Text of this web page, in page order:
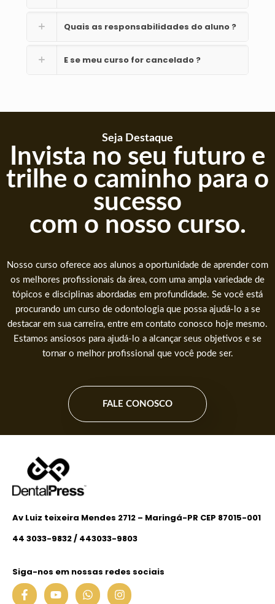
Quais as responsabilidades do aluno ?
E se meu curso for cancelado ?
Seja Destaque
Invista no seu futuro e
trilhe o caminho para o
sucesso
com o nosso curso.
Nosso curso oferece aos alunos a oportunidade de aprender com
os melhores profissionais da área, com uma ampla variedade de
tópicos e disciplinas abordadas em profundidade. Se você está
procurando um curso de odontologia que possa ajudá-lo a se
destacar em sua carreira, entre em contato conosco hoje mesmo.
Estamos ansiosos para ajudá-lo a alcançar seus objetivos e se
tornar o melhor profissional que você pode ser.
FALE CONOSCO
Av Luiz teixeira Mendes 2712 – Maringá-PR CEP 87015-001
44 3033-9832 / 443033-9803
Siga-nos em nossas redes sociais